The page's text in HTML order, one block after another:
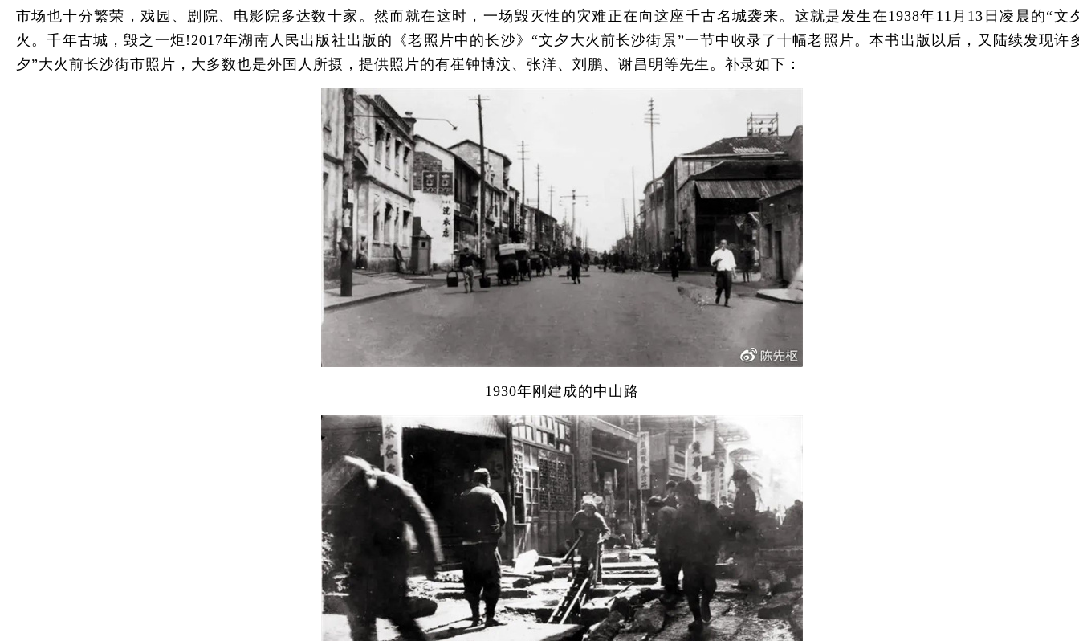
市场也十分繁荣，戏园、剧院、电影院多达数十家。然而就在这时，一场毁灭性的灾难正在向这座千古名城袭来。这就是发生在1938年11月13日凌晨的“文
火。千年古城，毁之一炬!2017年湖南人民出版社出版的《老照片中的长沙》“文夕大火前长沙街景”一节中收录了十幅老照片。本书出版以后，又陆续发现许
夕”大火前长沙街市照片，大多数也是外国人所摄，提供照片的有崔钟博汶、张洋、刘鹏、谢昌明等先生。补录如下：
1930年刚建成的中山路